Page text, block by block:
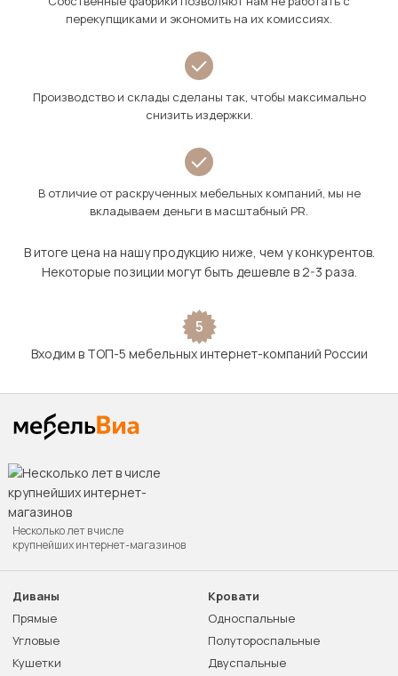
перекупщиками и экономить на их комиссиях.
Производство и склады сделаны так, чтобы максимально
снизить издержки.
В отличие от раскрученных мебельных компаний, мы не
вкладываем деньги в масштабный PR.
В итоге цена на нашу продукцию ниже, чем у конкурентов.
Некоторые позиции могут быть дешевле в 2-3 раза.
5
Входим в ТОП-5 мебельных интернет-компаний России
Несколько лет в числе
крупнейших интернет-магазинов
Диваны
Прямые
Угловые
Кушетки
Кровати
Односпальные
Полутороспальные
Двуспальные